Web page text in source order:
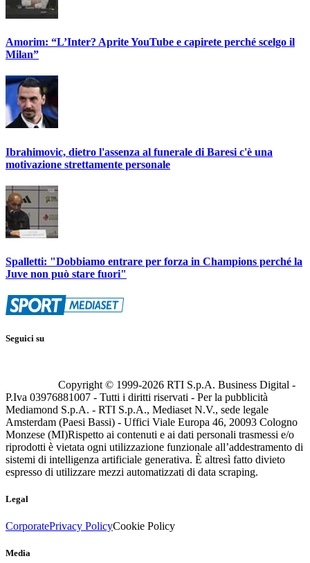
Amorim: “L’Inter? Aprite YouTube e capirete perché scelgo il
Milan”
Ibrahimovic, dietro l'assenza al funerale di Baresi c'è una
motivazione strettamente personale
Spalletti: "Dobbiamo entrare per forza in Champions perché la
Juve non può stare fuori"
Seguici su
Copyright © 1999-2026 RTI S.p.A. Business Digital -
P.Iva 03976881007 - Tutti i diritti riservati - Per la pubblicità
Mediamond S.p.A. - RTI S.p.A., Mediaset N.V., sede legale
Amsterdam (Paesi Bassi) - Uffici Viale Europa 46, 20093 Cologno
Monzese (MI)Rispetto ai contenuti e ai dati personali trasmessi e/o
riprodotti è vietata ogni utilizzazione funzionale all’addestramento di
sistemi di intelligenza artificiale generativa. È altresì fatto divieto
espresso di utilizzare mezzi automatizzati di data scraping.
Legal
CorporatePrivacy PolicyCookie Policy
Media